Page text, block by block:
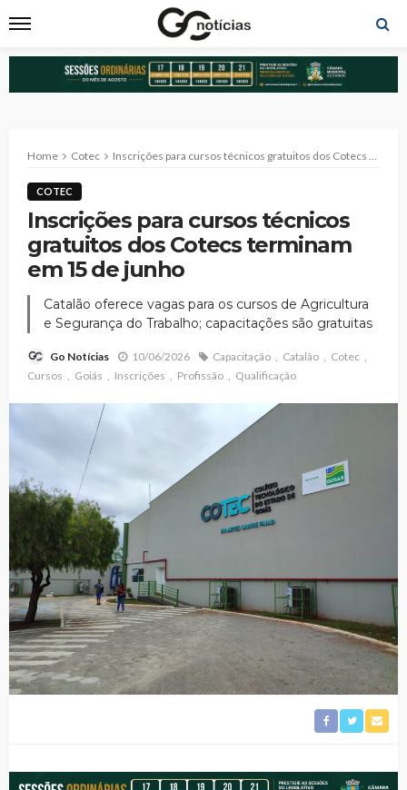
Home Cotec Inscrições para cursos técnicos gratuitos dos Cotecs terminam em 15 de junho
COTEC
Inscrições para cursos técnicos
gratuitos dos Cotecs terminam
em 15 de junho
Catalão oferece vagas para os cursos de Agricultura
e Segurança do Trabalho; capacitações são gratuitas
Go Notícias 10/06/2026 Capacitação Catalão
Cotec
Cursos
Goiás Inscrições Profissão Qualificação